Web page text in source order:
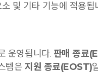
및 기타 기능에 적용
운영됩니다. 판매 종료
템은지원 종료(EOST)